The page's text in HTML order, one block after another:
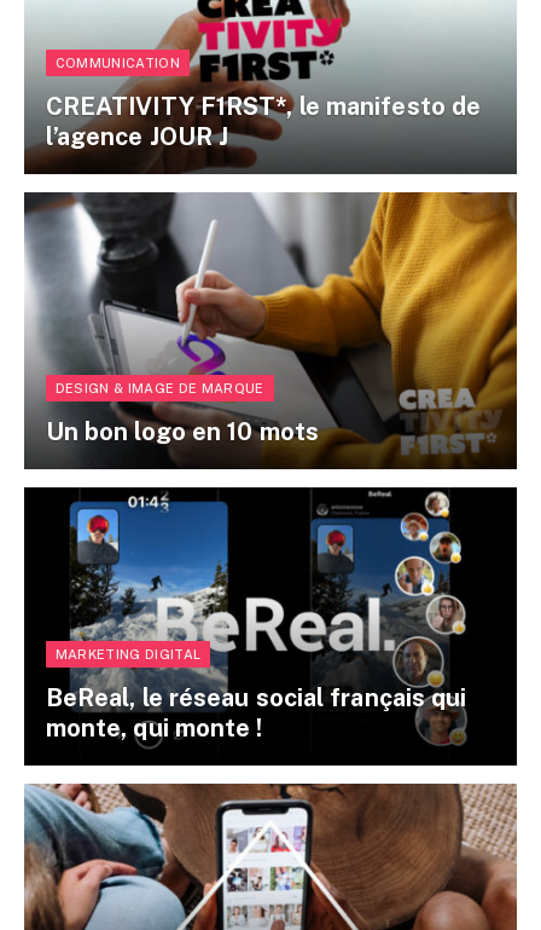
COMMUNICATION
CREATIVITY F1RST*, le manifesto de
l’agence JOUR J
DESIGN & IMAGE DE MARQUE
Un bon logo en 10 mots
MARKETING DIGITAL
BeReal, le réseau social français qui
monte, qui monte !